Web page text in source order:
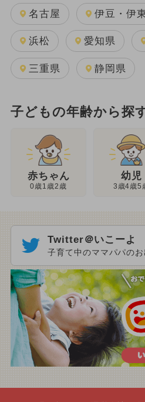
名古屋 伊豆・伊
浜松 愛知県
三重県 静岡県
子どもの年齢から探
赤ちゃん
0歳1歳2歳
幼児
3歳4歳5
Twitter＠いこーよ
子育て中のママパパのお